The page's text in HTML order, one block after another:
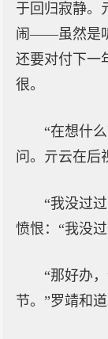
于回归寂静。
闹——虽然是
还要对付下一
很。
“在想什
问。亓云在后
“我没过
愤恨：“我没
“那好办
节。”罗靖和道